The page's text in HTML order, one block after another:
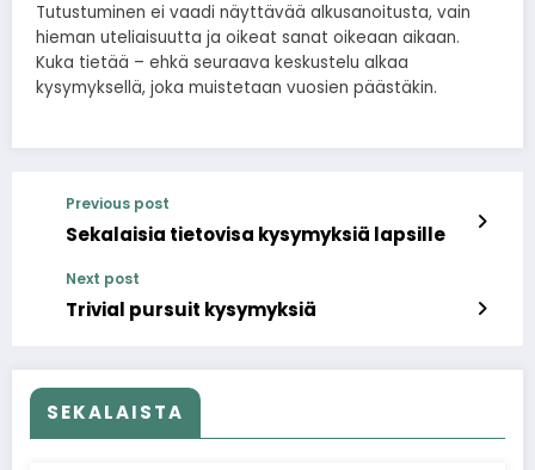
Tutustuminen ei vaadi näyttävää alkusanoitusta, vain
hieman uteliaisuutta ja oikeat sanat oikeaan aikaan.
Kuka tietää – ehkä seuraava keskustelu alkaa
kysymyksellä, joka muistetaan vuosien päästäkin.
Previous post
Sekalaisia tietovisa kysymyksiä lapsille
Next post
Trivial pursuit kysymyksiä
SEKALAISTA